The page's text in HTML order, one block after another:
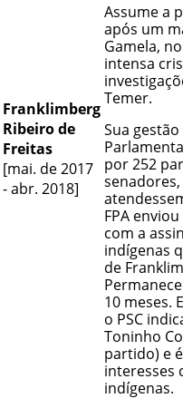
Franklimberg
Ribeiro de
Freitas
[mai. de 2017
- abr. 2018]
Assume a
após um
Gamela,
intensa
Temer.
Sua
por 252
FPA
com a
indígenas
de
10 meses.
o PSC
Toninho
partido) e
interesses
indígenas.